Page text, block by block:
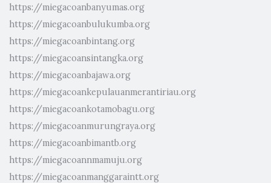
https://miegacoanbanyumas.org
https://miegacoanbulukumba.org
https://miegacoanbintang.org
https://miegacoansintangka.org
https://miegacoanbajawa.org
https://miegacoankepulauanmerantiriau.org
https://miegacoankotamobagu.org
https://miegacoanmurungraya.org
https://miegacoanbimantb.org
https://miegacoannmamuju.org
https://miegacoanmanggaraintt.org